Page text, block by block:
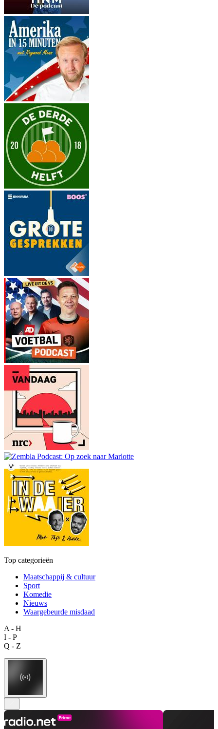
Top categorieën
Maatschappij & cultuur
Sport
Komedie
Nieuws
Waargebeurde misdaad
A - H
I - P
Q - Z